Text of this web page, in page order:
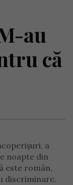
au
că
a
noapte din
este român,
discriminare.